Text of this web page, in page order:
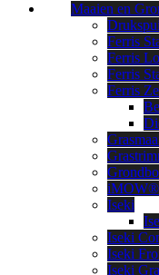
Maaien en
Ferris
Ferris
Ferris
Ferris
iMOW®
Iseki
Iseki
Iseki
Iseki